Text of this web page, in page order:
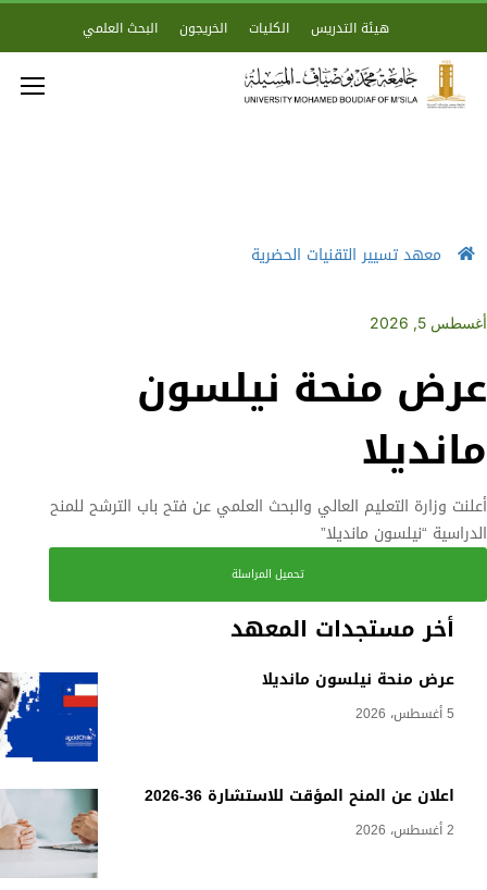
هيئة التدريس الكليات الخريجون البحث العلمي
معهد تسيير التقنيات الحضرية
أخر مستجدات المعهد
عرض منحة نيلسون مانديلا
5 أغسطس، 2026
اعلان عن المنح المؤقت للاستشارة 36-2026
2 أغسطس، 2026
أغسطس 5, 2026
عرض منحة نيلسون
مانديلا
أعلنت وزارة التعليم العالي والبحث العلمي عن فتح باب الترشح للمنح
الدراسية “نيلسون مانديلا”
تحميل المراسلة